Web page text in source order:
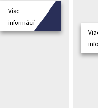
Viac
informácií